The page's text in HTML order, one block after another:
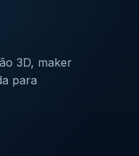
3D, maker
para